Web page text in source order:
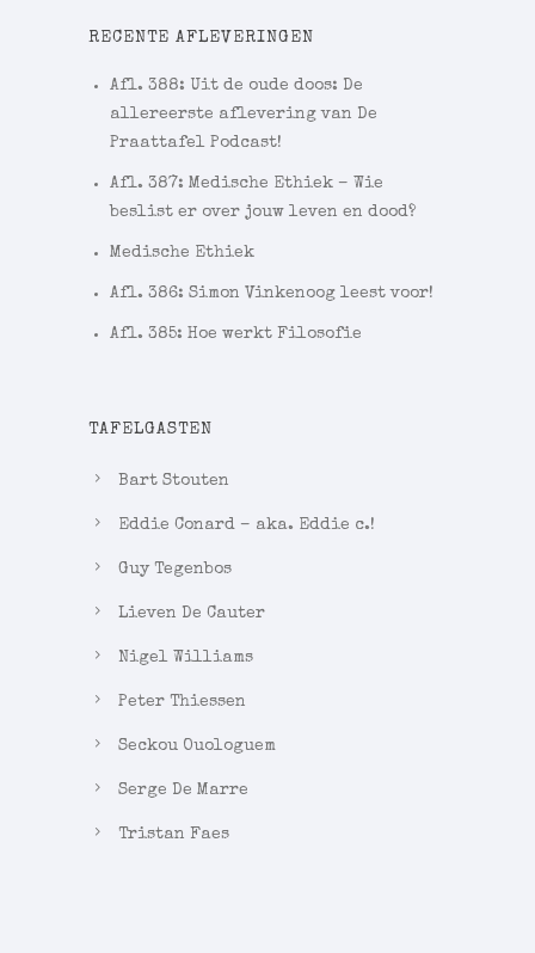
RECENTE AFLEVERINGEN
Afl. 388: Uit de oude doos: De
allereerste aflevering van De
Praattafel Podcast!
Afl. 387: Medische Ethiek – Wie
beslist er over jouw leven en dood?
Medische Ethiek
Afl. 386: Simon Vinkenoog leest voor!
Afl. 385: Hoe werkt Filosofie
TAFELGASTEN
Bart Stouten
Eddie Conard – aka. Eddie c.!
Guy Tegenbos
Lieven De Cauter
Nigel Williams
Peter Thiessen
Seckou Ouologuem
Serge De Marre
Tristan Faes